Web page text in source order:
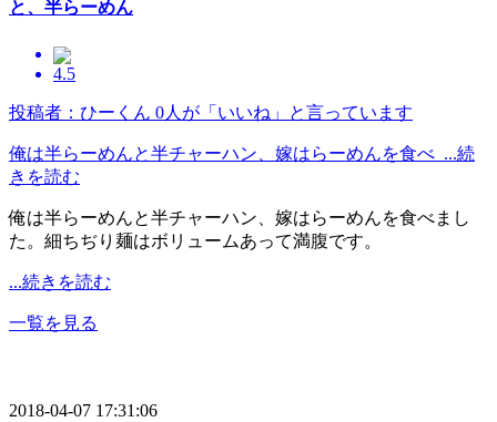
と、半らーめん
4.5
投稿者：ひーくん 0人が「いいね」と言っています
俺は半らーめんと半チャーハン、嫁はらーめんを食べ ...続
きを読む
俺は半らーめんと半チャーハン、嫁はらーめんを食べまし
た。細ちぢり麺はボリュームあって満腹です。
...続きを読む
一覧を見る
2018-04-07 17:31:06